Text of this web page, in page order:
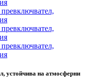
устойчива на атмосферни